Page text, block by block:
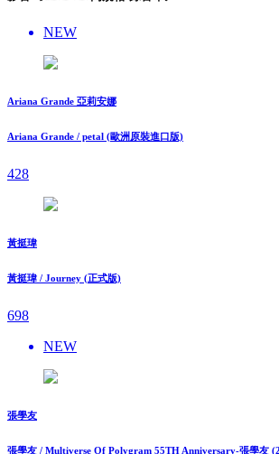
NEW
Ariana Grande 亞莉安娜
Ariana Grande / petal (歐洲原裝進口版)
428
黃挺瑋
黃挺瑋 / Journey (正式版)
698
NEW
張學友
張學友 / Multiverse Of Polygram 55TH Anniversary-張學友